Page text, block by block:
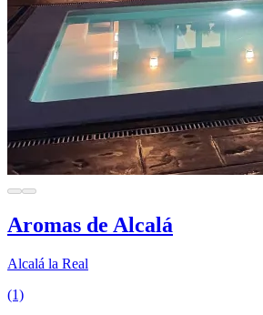
Aromas de Alcalá
Alcalá la Real
(1)